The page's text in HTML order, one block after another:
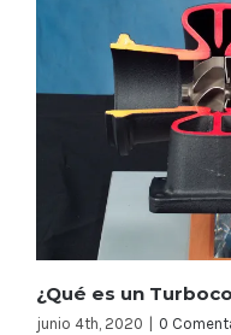
¿Qué es un
junio 4th, 2020 0